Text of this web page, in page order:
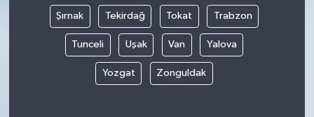
Şırnak Tekirdağ Tokat Trabzon
Tunceli Uşak Van Yalova
Yozgat Zonguldak